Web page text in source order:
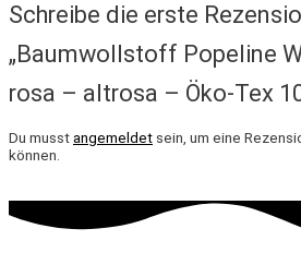
Schreibe die erste
„Baumwollstoff Popeline
rosa – altrosa – Öko-Tex
Du musstangemeldet sein, um eine
können.